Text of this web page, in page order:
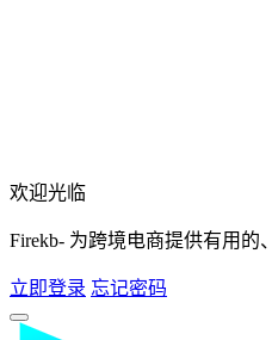
欢迎光临
Firekb- 为跨境电商提供有用的
立即登录 忘记密码